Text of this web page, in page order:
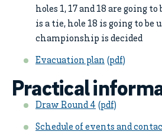
holes 1, 17 and 18 are going
is a tie, hole 18 is going to be
championship is decided
Evacuation plan
Practical
Draw Round 4
Schedule of events and